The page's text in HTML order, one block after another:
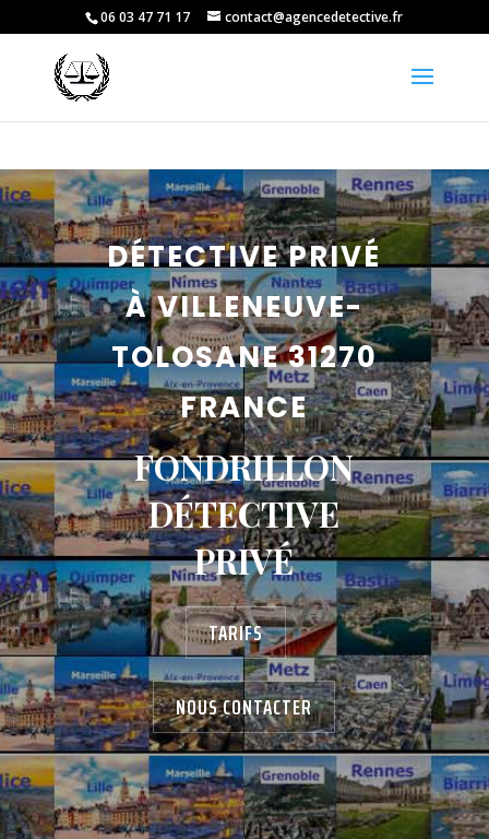
06 03 47 71 17 contact@agencedetective.fr
DÉTECTIVE PRIVÉ
À VILLENEUVE-
TOLOSANE 31270
FRANCE
FONDRILLON
DÉTECTIVE
PRIVÉ
TARIFS
NOUS CONTACTER